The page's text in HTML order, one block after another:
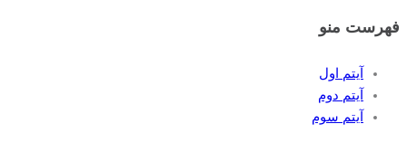
فهرست منو
آیتم اول
آیتم دوم
آیتم سوم